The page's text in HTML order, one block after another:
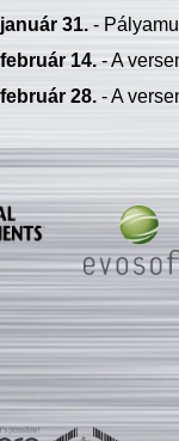
31.-
14.- A
28.- A